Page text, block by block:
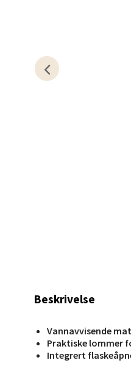
Beskrivelse
Vannavvisende
Praktiske lommer
Integrert